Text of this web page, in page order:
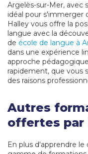
Argelès-sur-Mer, avec
idéal pour s'immerger
Halley vous offre la
langue avec la
de école de langue à
dans une expérience
approche
rapidement, que vous
des raisons
Autres
offertes par
En plus d'apprendre